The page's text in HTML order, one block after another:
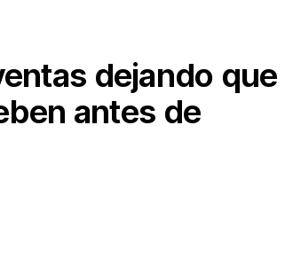
dejando que
antes de